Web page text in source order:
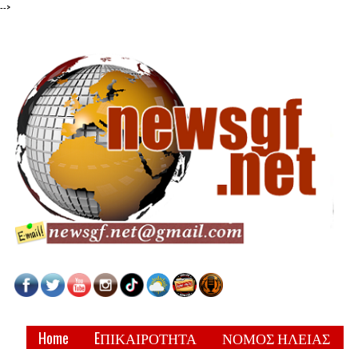
-->
Home EΠΙΚΑΙΡΟΤΗΤΑ
ΝΟΜΟΣ ΗΛΕΙΑΣ